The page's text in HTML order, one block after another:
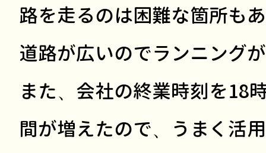
路を走るのは困難な箇所も
道路が広いのでランニング
また、会社の終業時刻を18
間が増えたので、うまく活